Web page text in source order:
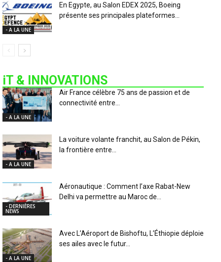
- A LA UNE
En Egypte, au Salon EDEX 2025, Boeing
présente ses principales plateformes...
iT & INNOVATIONS
- A LA UNE
Air France célèbre 75 ans de passion et de
connectivité entre...
- A LA UNE
La voiture volante franchit, au Salon de Pékin,
la frontière entre...
- DERNIÈRES
NEWS
Aéronautique : Comment l’axe Rabat-New
Delhi va permettre au Maroc de...
- A LA UNE
Avec L’Aéroport de Bishoftu, L’Éthiopie déploie
ses ailes avec le futur...